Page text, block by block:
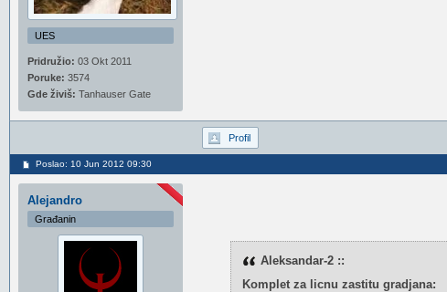
UES
Pridružio: 03 Okt 2011
Poruke: 3574
Gde živiš: Tanhauser Gate
Profil
Poslao: 10 Jun 2012 09:30
Alejandro
Građanin
Aleksandar-2 ::
Komplet za licnu zastitu gradjana: